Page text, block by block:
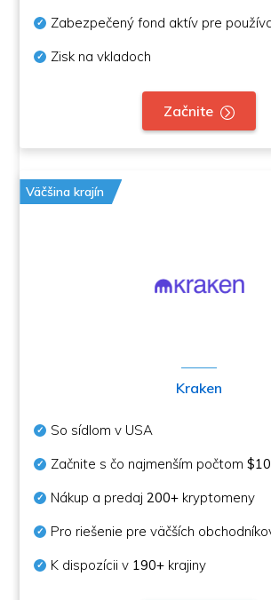
Zabezpečený fond aktív pre
Zisk na vkladoch
Začnite
Väčšina krajín
Kraken
So sídlom v USA
Začnite s čo najmenším počtom$10
Nákup a predaj200+ kryptomeny
Pro riešenie pre väčších
K dispozícii v 190+ krajiny